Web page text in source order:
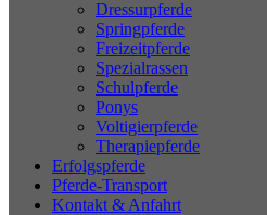
Dressurpferde
Springpferde
Freizeitpferde
Spezialrassen
Schulpferde
Ponys
Voltigierpferde
Therapiepferde
Erfolgspferde
Pferde-Transport
Kontakt & Anfahrt